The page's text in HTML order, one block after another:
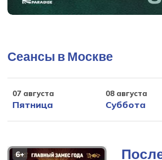
Сеансы в Москве
07 августа
Пятница
08 августа
Суббота
6+